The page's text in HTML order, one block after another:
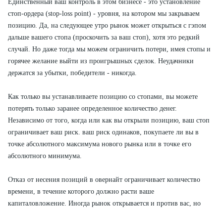
Единственный ваш контроль в этом бизнесе - это установление
стоп-ордера (stop-loss point) - уровня, на котором мы закрываем
позицию. Да, на следующее ут­ро рынок может открыться с гэпом
дальше вашего стопа (проскочить за ваш стоп), хотя это редкий
случай. Но даже тогда мы можем ограничить по­тери, имея стопы и
горячее желание выйти из проигрышных сделок. Неудачники
держатся за убытки, победители - никогда.
Как только вы устанавливаете позицию со стопами, вы можете
потерять только заранее определенное количество денег.
Независимо от того, когда или как вы открыли позицию, ваш стоп
ограничивает ваш риск. ваш риск одинаков, покупаете ли вы в
точке абсолютного максимума нового рынка или в точке его
абсолютного минимума.
Отказ от несения позиций в овернайт ограничивает количество
време­ни, в течение которого должно расти ваше
капиталовложение. Иногда ры­нок открывается и против вас, но